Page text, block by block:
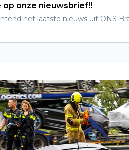
op onze nieuwsbrief!!
het laatste nieuws uit ONS